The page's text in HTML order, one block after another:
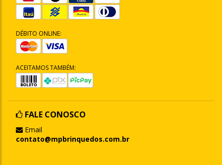
DÉBITO ONLINE:
ACEITAMOS TAMBÉM:
FALE CONOSCO
Email
contato@mpbrinquedos.com.br